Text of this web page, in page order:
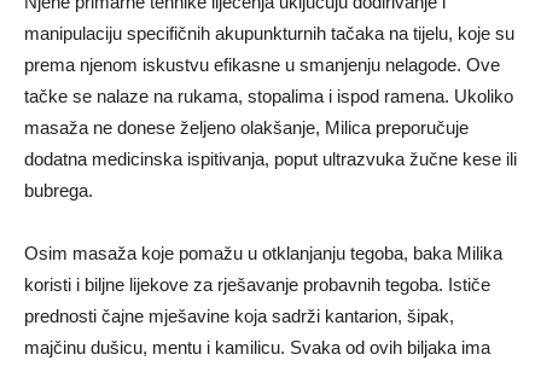
manipulaciju specifičnih akupunkturnih tačaka na tijelu, koje su
prema njenom iskustvu efikasne u smanjenju nelagode. Ove
tačke se nalaze na rukama, stopalima i ispod ramena. Ukoliko
masaža ne donese željeno olakšanje, Milica preporučuje
dodatna medicinska ispitivanja, poput ultrazvuka žučne kese ili
bubrega.
Osim masaža koje pomažu u otklanjanju tegoba, baka Milika
koristi i biljne lijekove za rješavanje probavnih tegoba. Ističe
prednosti čajne mješavine koja sadrži kantarion, šipak,
majčinu dušicu, mentu i kamilicu. Svaka od ovih biljaka ima